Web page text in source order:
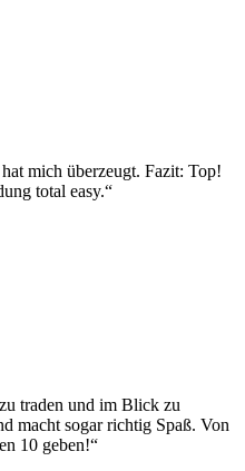
mich überzeugt. Fazit: Top!
total easy.“
traden und im Blick zu
macht sogar richtig Spaß. Von
10 geben!“